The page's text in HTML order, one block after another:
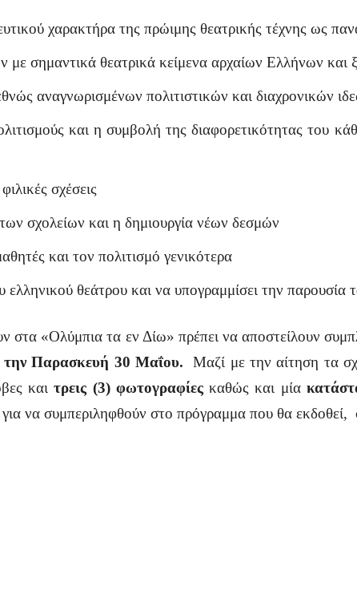
χαρακτήρα της πρώιμης θεατρικής τέχνης ως
με σημαντικά θεατρικά κείμενα αρχαίων Ελλήνων και
αναγνωρισμένων πολιτιστικών και διαχρονικών
και η συμβολή της διαφορετικότητας του
σχέσεις
σχολείων και η δημιουργία νέων δεσμών
και τον πολιτισμό γενικότερα
θεάτρου και να υπογραμμίσει την παρουσία
στα «Ολύμπια τα εν Δίω» πρέπει να αποστείλουν
την Παρασκευή 30 Μαΐου.
Μαζί με την αίτηση τα
καιτρεις (3) φωτογραφίεςκαθώς και μία
να συμπεριληφθούν στο πρόγραμμα που θα εκδοθεί,